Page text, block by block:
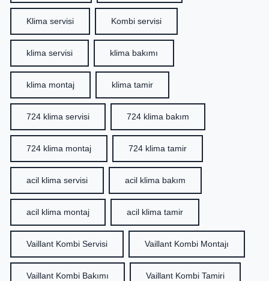
Klima servisi Kombi servisi
klima servisi klima bakımı
klima montaj klima tamir
724 klima servisi 724 klima bakım
724 klima montaj 724 klima tamir
acil klima servisi acil klima bakım
acil klima montaj acil klima tamir
Vaillant Kombi Servisi Vaillant Kombi Montajı
Vaillant Kombi Bakımı Vaillant Kombi Tamiri